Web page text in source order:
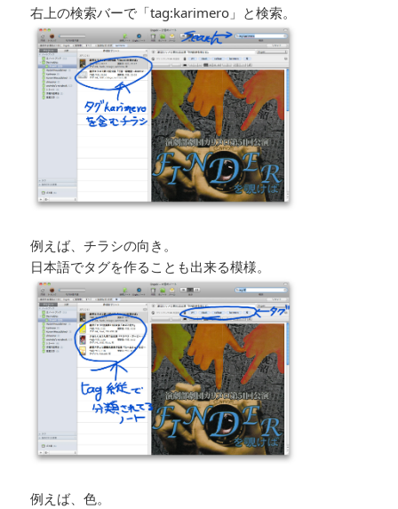
右上の検索バーで「tag:karimero」と検索。
例えば、チラシの向き。
日本語でタグを作ることも出来る模様。
例えば、色。